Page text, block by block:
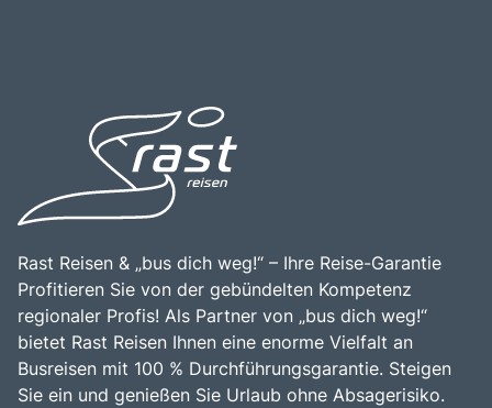
die die Faszination dieses einzigartigen Sees entdecken
möchten.
Rast Reisen & „bus dich weg!“ – Ihre Reise-Garantie
Profitieren Sie von der gebündelten Kompetenz
regionaler Profis! Als Partner von „bus dich weg!“
bietet Rast Reisen Ihnen eine enorme Vielfalt an
Busreisen mit 100 % Durchführungsgarantie. Steigen
Sie ein und genießen Sie Urlaub ohne Absagerisiko.